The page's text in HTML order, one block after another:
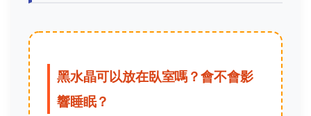
黑水晶可以放在臥室嗎？會不會影
響睡眠？